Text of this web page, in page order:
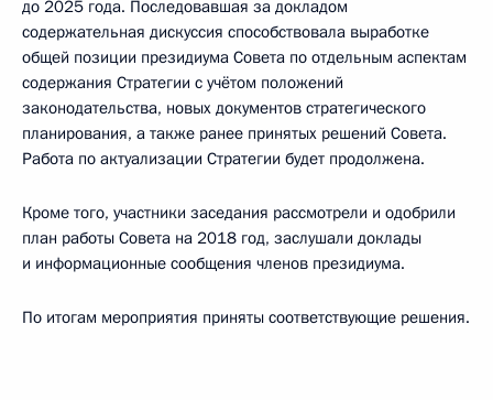
до 2025 года. Последовавшая за докладом
содержательная дискуссия способствовала выработке
общей позиции президиума Совета по отдельным аспектам
содержания Стратегии с учётом положений
законодательства, новых документов стратегического
планирования, а также ранее принятых решений Совета.
Работа по актуализации Стратегии будет продолжена.
Кроме того, участники заседания рассмотрели и одобрили
план работы Совета на 2018 год, заслушали доклады
и информационные сообщения членов президиума.
По итогам мероприятия приняты соответствующие решения.